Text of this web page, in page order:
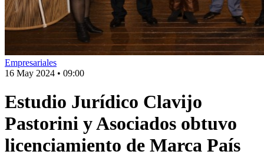
Empresariales
16 May 2024 • 09:00
Estudio Jurídico Clavijo
Pastorini y Asociados obtuvo
licenciamiento de Marca País